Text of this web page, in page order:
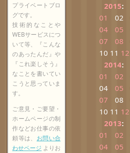
プライベートブロ
グです。
技術的なことや
WEBサービスにつ
いて等、『こんな
のあったんだ』や
『これ楽しそう』
なことを書いてい
こうと思っていま
す。
ご意見・ご要望・
ホームページの制
作などお仕事の依
頼等は、 お問い合
わせページ よりお
2015:
01
02
04
05
07
08
10 11 12
2014:
01
02
04
05
07
08
10 11 12
2013:
01
02
04
05